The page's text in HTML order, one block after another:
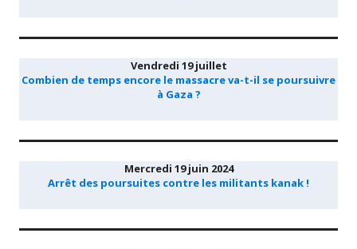
Vendredi 19 juillet
Combien de temps encore le massacre va-t-il se poursuivre
à Gaza ?
Mercredi 19 juin 2024
Arrêt des poursuites contre les militants kanak !